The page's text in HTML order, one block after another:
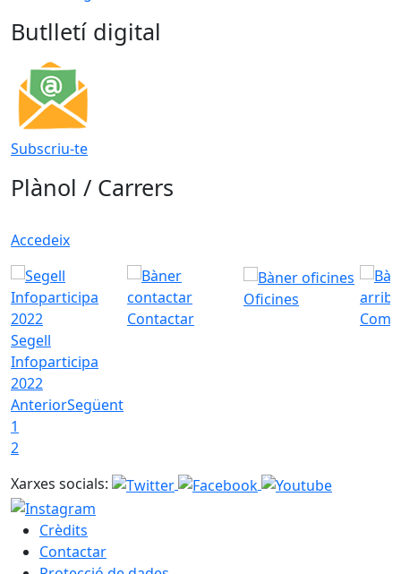
Butlletí digital
Subscriu-te
Plànol / Carrers
Accedeix
Segell
Infoparticipa
2022
Contactar
Oficines
Com
AnteriorSegüent
1
2
Xarxes socials:
Crèdits
Contactar